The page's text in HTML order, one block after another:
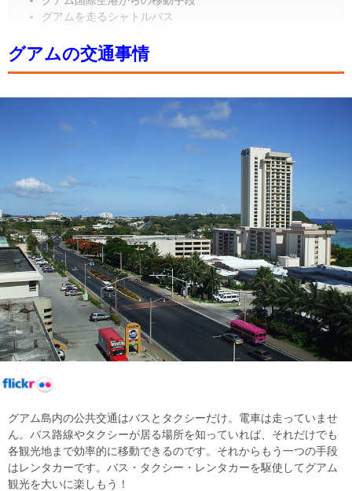
グアムを走るシャトルバス
グアムの交通事情
グアム島内の公共交通はバスとタクシーだけ。電車は走っていませ
ん。バス路線やタクシーが居る場所を知っていれば、それだけでも
各観光地まで効率的に移動できるのです。それからもう一つの手段
はレンタカーです。バス・タクシー・レンタカーを駆使してグアム
観光を大いに楽しもう！